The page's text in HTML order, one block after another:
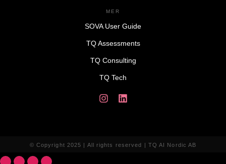
MER
SOVA User Guide
TQ Assessments
TQ Consulting
TQ Tech
© Copyright 2025 | All rights reserved | TQ AI Nordic AB